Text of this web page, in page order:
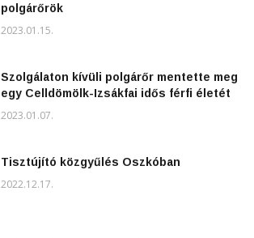
polgárőrök
2023.01.15.
Szolgálaton kívüli polgárőr mentette meg
egy Celldömölk-Izsákfai idős férfi életét
2023.01.07.
Tisztújító közgyűlés Oszkóban
2022.12.17.